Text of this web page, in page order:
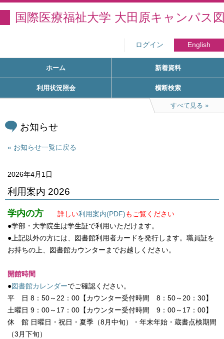
国際医療福祉大学 大田原キャンパス
ログイン English
ホーム 新着資料
利用状況照会 横断検索
すべて見る
お知らせ
お知らせ一覧に戻る
2026年4月1日
利用案内 2026
学内の方 詳しい利用案内(PDF)もご覧ください
●学部・大学院生は学生証で利用いただけます。
●上記以外の方には、図書館利用者カードを発行します。職員証を
お持ちの上、図書館カウンターまでお越しください。
開館時間
●図書館カレンダーでご確認ください。
平 日 8：50～22：00【カウンター受付時間 8：50～20：30】
土曜日 9：00～17：00【カウンター受付時間 9：00～17：00】
休 館 日曜日・祝日・夏季（8月中旬）・年末年始・蔵書点検期間
（3月下旬）